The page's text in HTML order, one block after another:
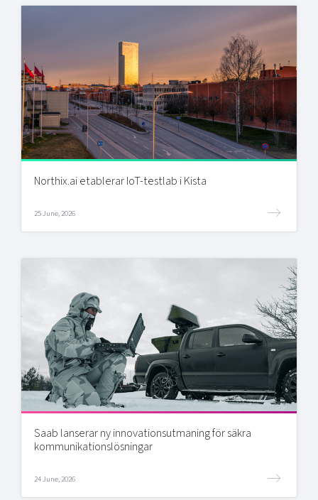
Northix.ai etablerar IoT-testlab i Kista
25 June, 2026
Saab lanserar ny innovationsutmaning för säkra
kommunikationslösningar
24 June, 2026